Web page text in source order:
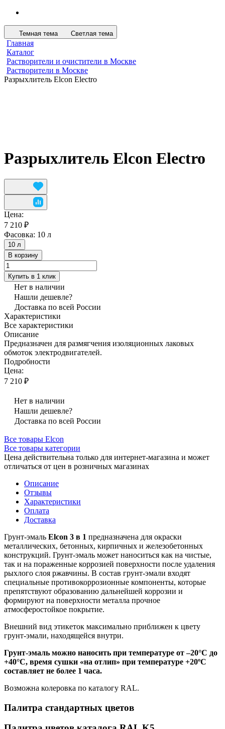
Темная тема Светлая тема
Главная
Каталог
Растворители и очистители в Москве
Растворители в Москве
Разрыхлитель Elcon Electro
Разрыхлитель Elcon Electro
Цена:
7 210 ₽
Фасовка: 10 л
10 л
В корзину
Купить в 1 клик
Нет в наличии
Нашли дешевле?
Доставка по всей России
Характеристики
Все характеристики
Описание
Предназначен для размягчения изоляционных лаковых
обмоток электродвигателей.
Подробности
Цена:
7 210 ₽
Нет в наличии
Нашли дешевле?
Доставка по всей России
Все товары Elcon
Все товары категории
Цена действительна только для интернет-магазина и может
отличаться от цен в розничных магазинах
Описание
Отзывы
Характеристики
Оплата
Доставка
Грунт-эмаль Elcon 3 в 1 предназначена для окраски
металлических, бетонных, кирпичных и железобетонных
конструкций. Грунт-эмаль может наноситься как на чистые,
так и на пораженные коррозией поверхности после удаления
рыхлого слоя ржавчины. В состав грунт-эмали входят
специальные противокоррозионные компоненты, которые
препятствуют образованию дальнейшей коррозии и
формируют на поверхности металла прочное
атмосферостойкое покрытие.
Внешний вид этикеток максимально приближен к цвету
грунт-эмали, находящейся внутри.
Грунт-эмаль можно наносить при температуре от –20°С до
+40°С, время сушки «на отлип» при температуре +20ºС
составляет не более 1 часа.
Возможна колеровка по каталогу RAL.
Палитра стандартных цветов